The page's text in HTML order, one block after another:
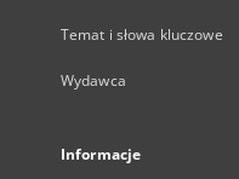
Temat i słowa kluczowe
Wydawca
Informacje